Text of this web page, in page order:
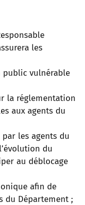
les
public vulnérable
la réglementation
aux agents du
les agents du
du
au déblocage
afin de
du Département ;